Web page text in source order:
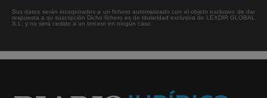
Sus datos serán incorporados a un fichero automatizado con el objeto exclusivo de dar
respuesta a su suscripción Dicho fichero es de titularidad exclusiva de LEXDIR GLOBAL
S.L. y no será cedido a un tercero en ningún caso.